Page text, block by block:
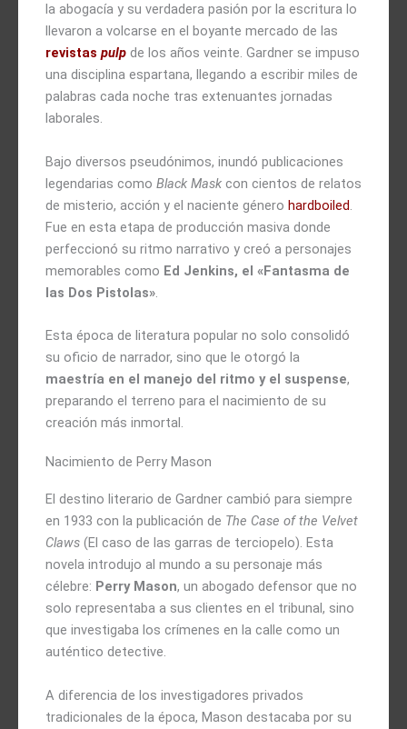
la abogacía y su verdadera pasión por la escritura lo
llevaron a volcarse en el boyante mercado de las
revistas pulp de los años veinte. Gardner se impuso
una disciplina espartana, llegando a escribir miles de
palabras cada noche tras extenuantes jornadas
laborales.
Bajo diversos pseudónimos, inundó publicaciones
legendarias como Black Mask con cientos de relatos
de misterio, acción y el naciente género hardboiled.
Fue en esta etapa de producción masiva donde
perfeccionó su ritmo narrativo y creó a personajes
memorables como Ed Jenkins, el «Fantasma de
las Dos Pistolas».
Esta época de literatura popular no solo consolidó
su oficio de narrador, sino que le otorgó la
maestría en el manejo del ritmo y el suspense,
preparando el terreno para el nacimiento de su
creación más inmortal.
Nacimiento de Perry Mason
El destino literario de Gardner cambió para siempre
en 1933 con la publicación de The Case of the Velvet
Claws (El caso de las garras de terciopelo). Esta
novela introdujo al mundo a su personaje más
célebre: Perry Mason, un abogado defensor que no
solo representaba a sus clientes en el tribunal, sino
que investigaba los crímenes en la calle como un
auténtico detective.
A diferencia de los investigadores privados
tradicionales de la época, Mason destacaba por su